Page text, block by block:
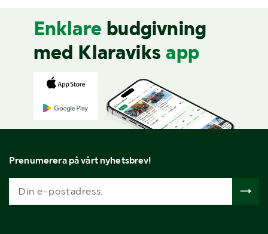
Enklare budgivning
med Klaraviks app
Prenumerera på vårt nyhetsbrev!